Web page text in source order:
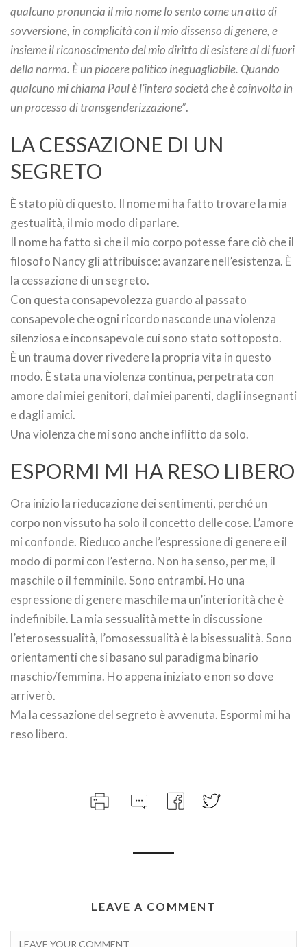
qualcuno pronuncia il mio nome lo sento come un atto di
sovversione, in complicità con il mio dissenso di genere, e
insieme il riconoscimento del mio diritto di esistere al di fuori
della norma. È un piacere politico ineguagliabile. Quando
qualcuno mi chiama Paul è l’intera società che è coinvolta in
un processo di transgenderizzazione”.
LA CESSAZIONE DI UN
SEGRETO
È stato più di questo. Il nome mi ha fatto trovare la mia
gestualità, il mio modo di parlare.
Il nome ha fatto sì che il mio corpo potesse fare ciò che il
filosofo Nancy gli attribuisce: avanzare nell’esistenza. È
la cessazione di un segreto.
Con questa consapevolezza guardo al passato
consapevole che ogni ricordo nasconde una violenza
silenziosa e inconsapevole cui sono stato sottoposto.
È un trauma dover rivedere la propria vita in questo
modo. È stata una violenza continua, perpetrata con
amore dai miei genitori, dai miei parenti, dagli insegnanti
e dagli amici.
Una violenza che mi sono anche inflitto da solo.
ESPORMI MI HA RESO LIBERO
Ora inizio la rieducazione dei sentimenti, perché un
corpo non vissuto ha solo il concetto delle cose. L’amore
mi confonde. Rieduco anche l’espressione di genere e il
modo di pormi con l’esterno. Non ha senso, per me, il
maschile o il femminile. Sono entrambi. Ho una
espressione di genere maschile ma un’interiorità che è
indefinibile. La mia sessualità mette in discussione
l’eterosessualità, l’omosessualità è la bisessualità. Sono
orientamenti che si basano sul paradigma binario
maschio/femmina. Ho appena iniziato e non so dove
arriverò.
Ma la cessazione del segreto è avvenuta. Espormi mi ha
reso libero.
LEAVE A COMMENT